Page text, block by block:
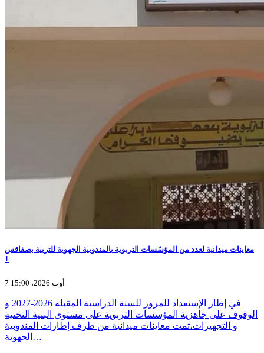
معاينات ميدانية لعدد من المؤسّسات التربوية بالمندوبية الجهوية للتربية بصفاقس
1
7 أوت 2026، 15:00
في إطار الإستعداد للمرور للسنة الدراسية المقبلة 2026-2027 و
الوقوف على جاهزية المؤسسات التربوية على مستوى البنية التحتية
و التجهيزات،تمت معاينات ميدانية من طرف إطارات المندوبية
الجهوية…